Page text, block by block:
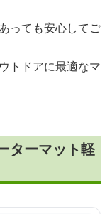
っても安心してご
トドアに最適なマ
ターマット軽